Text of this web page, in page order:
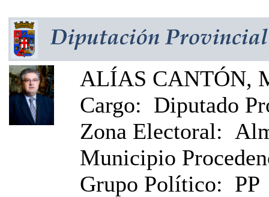
ALÍAS CANTÓN,
Cargo: Diputado
Zona Electoral:
Municipio
Grupo Político: PP